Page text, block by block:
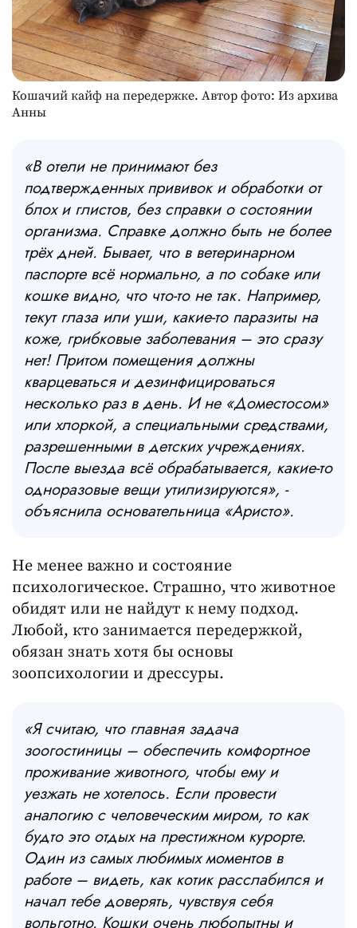
Кошачий кайф на передержке. Автор фото: Из архива
Анны
«В отели не принимают без
подтвержденных прививок и обработки от
блох и глистов, без справки о состоянии
организма. Справке должно быть не более
трёх дней. Бывает, что в ветеринарном
паспорте всё нормально, а по собаке или
кошке видно, что что-то не так. Например,
текут глаза или уши, какие-то паразиты на
коже, грибковые заболевания – это сразу
нет! Притом помещения должны
кварцеваться и дезинфицироваться
несколько раз в день. И не «Доместосом»
или хлоркой, а специальными средствами,
разрешенными в детских учреждениях.
После выезда всё обрабатывается, какие-то
одноразовые вещи утилизируются», -
объяснила основательница «Аристо».
Не менее важно и состояние
психологическое. Страшно, что животное
обидят или не найдут к нему подход.
Любой, кто занимается передержкой,
обязан знать хотя бы основы
зоопсихологии и дрессуры.
«Я считаю, что главная задача
зоогостиницы – обеспечить комфортное
проживание животного, чтобы ему и
уезжать не хотелось. Если провести
аналогию с человеческим миром, то как
будто это отдых на престижном курорте.
Один из самых любимых моментов в
работе – видеть, как котик расслабился и
начал тебе доверять, чувствуя себя
вольготно. Кошки очень любопытны и